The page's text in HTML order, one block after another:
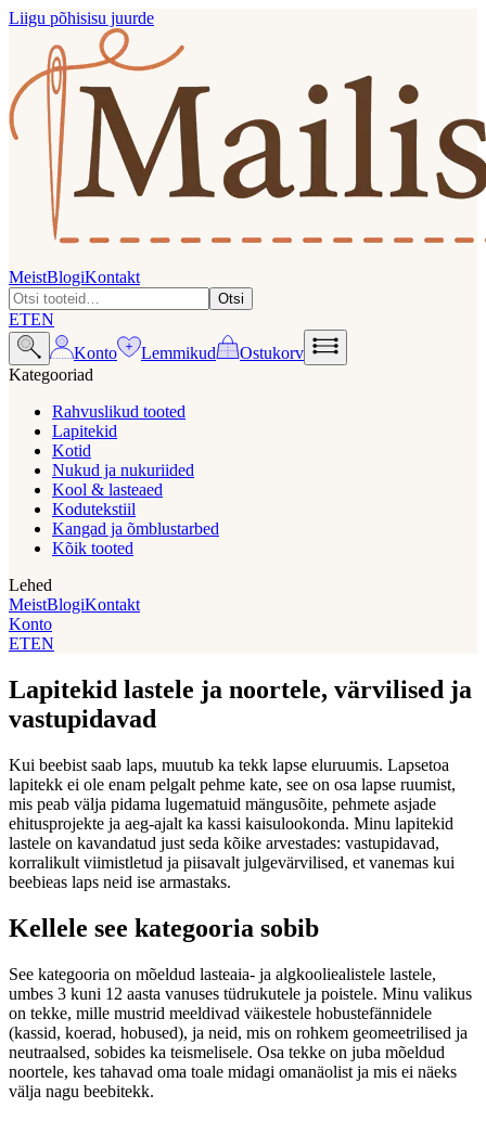
Liigu põhisisu juurde
MeistBlogiKontakt
Otsi
ETEN
Konto
Lemmikud
Ostukorv
Kategooriad
Rahvuslikud tooted
Lapitekid
Kotid
Nukud ja nukuriided
Kool & lasteaed
Kodutekstiil
Kangad ja õmblustarbed
Kõik tooted
Lehed
MeistBlogiKontakt
Konto
ETEN
Lapitekid lastele ja noortele, värvilised ja
vastupidavad
Kui beebist saab laps, muutub ka tekk lapse eluruumis. Lapsetoa
lapitekk ei ole enam pelgalt pehme kate, see on osa lapse ruumist,
mis peab välja pidama lugematuid mängusõite, pehmete asjade
ehitusprojekte ja aeg-ajalt ka kassi kaisulookonda. Minu lapitekid
lastele on kavandatud just seda kõike arvestades: vastupidavad,
korralikult viimistletud ja piisavalt julgevärvilised, et vanemas kui
beebieas laps neid ise armastaks.
Kellele see kategooria sobib
See kategooria on mõeldud lasteaia- ja algkooliealistele lastele,
umbes 3 kuni 12 aasta vanuses tüdrukutele ja poistele. Minu valikus
on tekke, mille mustrid meeldivad väikestele hobustefännidele
(kassid, koerad, hobused), ja neid, mis on rohkem geomeetrilised ja
neutraalsed, sobides ka teismelisele. Osa tekke on juba mõeldud
noortele, kes tahavad oma toale midagi omanäolist ja mis ei näeks
välja nagu beebitekk.